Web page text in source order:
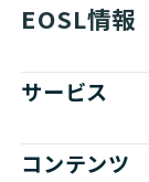
EOSL情報
サービス
コンテンツ